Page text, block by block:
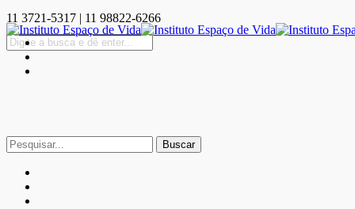
11 3721-5317 | 11 98822-6266
Buscar
por: